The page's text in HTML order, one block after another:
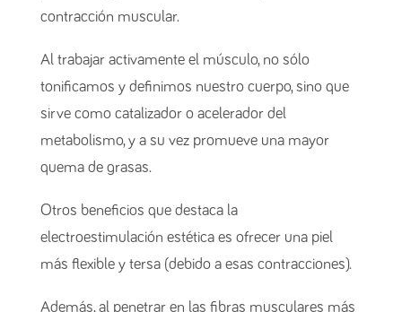
contracción muscular.
Al trabajar activamente el músculo, no sólo
tonificamos y definimos nuestro cuerpo, sino que
sirve como catalizador o acelerador del
metabolismo, y a su vez promueve una mayor
quema de grasas.
Otros beneficios que destaca la
electroestimulación estética es ofrecer una piel
más flexible y tersa (debido a esas contracciones).
Además, al penetrar en las fibras musculares más